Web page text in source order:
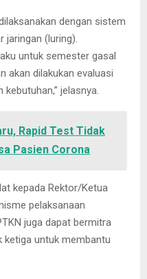
dengan sistem
jaringan (luring).
untuk semester gasal
akan dilakukan evaluasi
jelasnya.
Rapid Test Tidak
Pasien Corona
kepada Rektor/Ketua
pelaksanaan
juga dapat bermitra
ketiga untuk membantu